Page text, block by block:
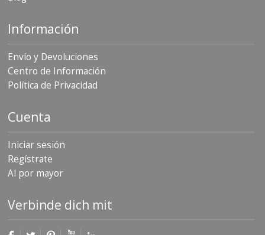
Información
Envío y Devoluciones
Centro de Información
Política de Privacidad
Cuenta
Iniciar sesión
Regístrate
Al por mayor
Verbinde dich mit